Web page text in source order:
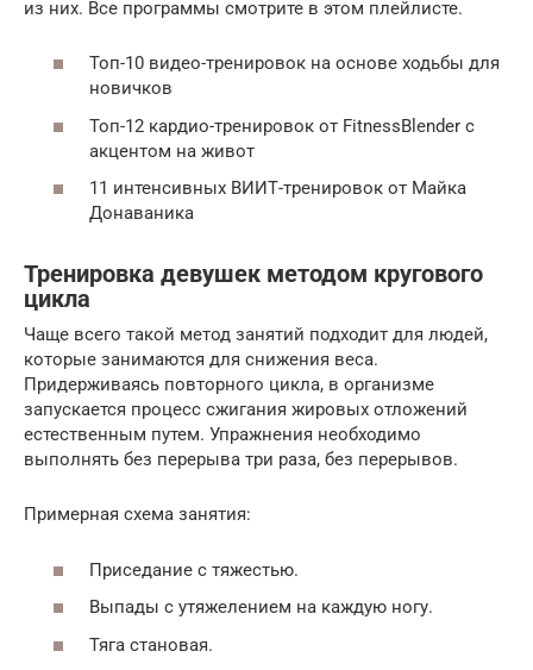
из них. Все программы смотрите в этом плейлисте.
Топ-10 видео-тренировок на основе ходьбы для
новичков
Топ-12 кардио-тренировок от FitnessBlender с
акцентом на живот
11 интенсивных ВИИТ-тренировок от Майка
Донаваника
Тренировка девушек методом кругового
цикла
Чаще всего такой метод занятий подходит для людей,
которые занимаются для снижения веса.
Придерживаясь повторного цикла, в организме
запускается процесс сжигания жировых отложений
естественным путем. Упражнения необходимо
выполнять без перерыва три раза, без перерывов.
Примерная схема занятия:
Приседание с тяжестью.
Выпады с утяжелением на каждую ногу.
Тяга становая.